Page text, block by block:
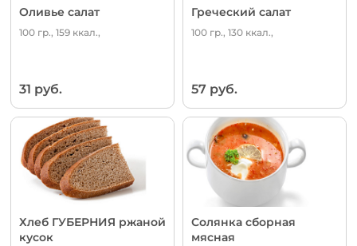
Оливье салат
100 гр., 159 ккал.,
31 руб.
Греческий салат
100 гр., 130 ккал.,
57 руб.
Хлеб ГУБЕРНИЯ ржаной
кусок
Солянка сборная
мясная